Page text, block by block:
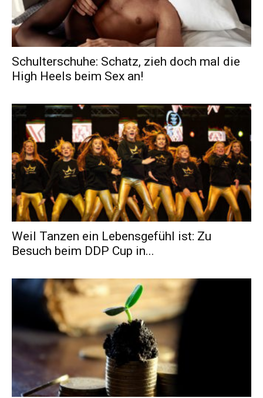
Schulterschuhe: Schatz, zieh doch mal die
High Heels beim Sex an!
Weil Tanzen ein Lebensgefühl ist: Zu
Besuch beim DDP Cup in...